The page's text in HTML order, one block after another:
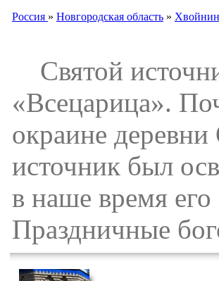
Россия » Новгородская область »
Святой
«Всецарица».
окраине
источник был
в наше время
Праздничные